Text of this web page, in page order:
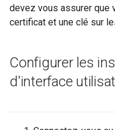
devez vous assurer que
certificat et une clé sur
Configurer les
d'interface